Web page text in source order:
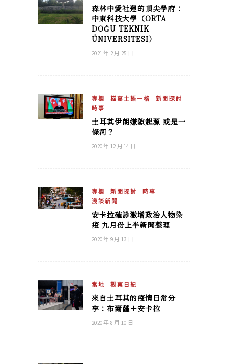
森林中愛社運的頂尖學府：
中東科技大學（ORTA
DOĞU TEKNIK
ÜNIVERSITESI）
2021 年 2 月 25 日
專欄 描寫土語一格
新聞探討
時事
土耳其伊朗嫌隙起源 或是一
條河？
2020 年 12 月 14 日
專欄 新聞探討
時事
淺談新聞
安卡拉確診激增政治人物染
疫 九月份上半新聞整理
2020 年 9 月 13 日
當地 觀察日記
來自土耳其的疫情日常分
享：布爾薩＋安卡拉
2020 年 8 月 10 日